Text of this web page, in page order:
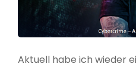
Aktuell habe ich wieder